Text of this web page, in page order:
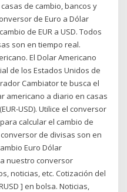
de cambio, bancos y
de Euro a Dólar
de EUR a USD. Todos
son en tiempo real.
El Dolar Americano
de los Estados Unidos de
Cambiator te busca el
americano a diario en casas
USD). Utilice el conversor
calcular el cambio de
conversor de divisas son en
Euro Dólar
nuestro conversor
noticias, etc. Cotización del
] en bolsa. Noticias,